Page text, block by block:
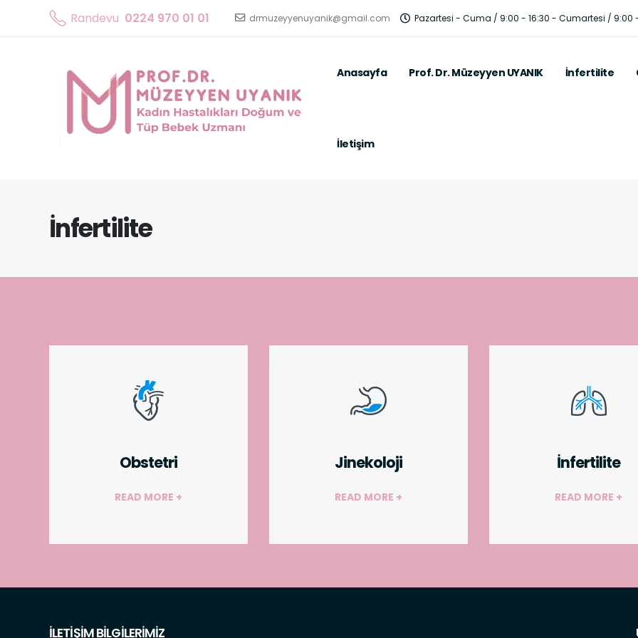
Randevu 0224 970 01 01 drmuzeyyenuyanik@gmail.com Pazartesi - Cuma / 9:00 - 16:30 - Cumartesi / 9:00 -
Anasayfa Prof. Dr. Müzeyyen UYANIK İnfertilite
İletişim
İnfertilite
Obstetri
READ MORE +
Jinekoloji
READ MORE +
İnfertilite
READ MORE +
İLETİŞİM BİLGİLERİMİZ